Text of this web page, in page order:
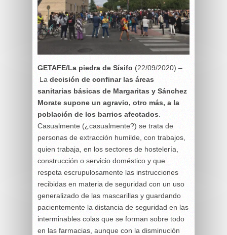
GETAFE/La piedra de Sísifo (22/09/2020) –
La decisión de confinar las áreas
sanitarias básicas de Margaritas y Sánchez
Morate supone un agravio, otro más, a la
población de los barrios afectados
Casualmente (¿casualmente?) se trata de
personas de extracción humilde, con trabajos,
quien trabaja, en los sectores de hostelería,
construcción o servicio doméstico y que
respeta escrupulosamente las instrucciones
recibidas en materia de seguridad con un uso
generalizado de las mascarillas y guardando
pacientemente la distancia de seguridad en las
interminables colas que se forman sobre todo
en las farmacias, aunque con la disminución